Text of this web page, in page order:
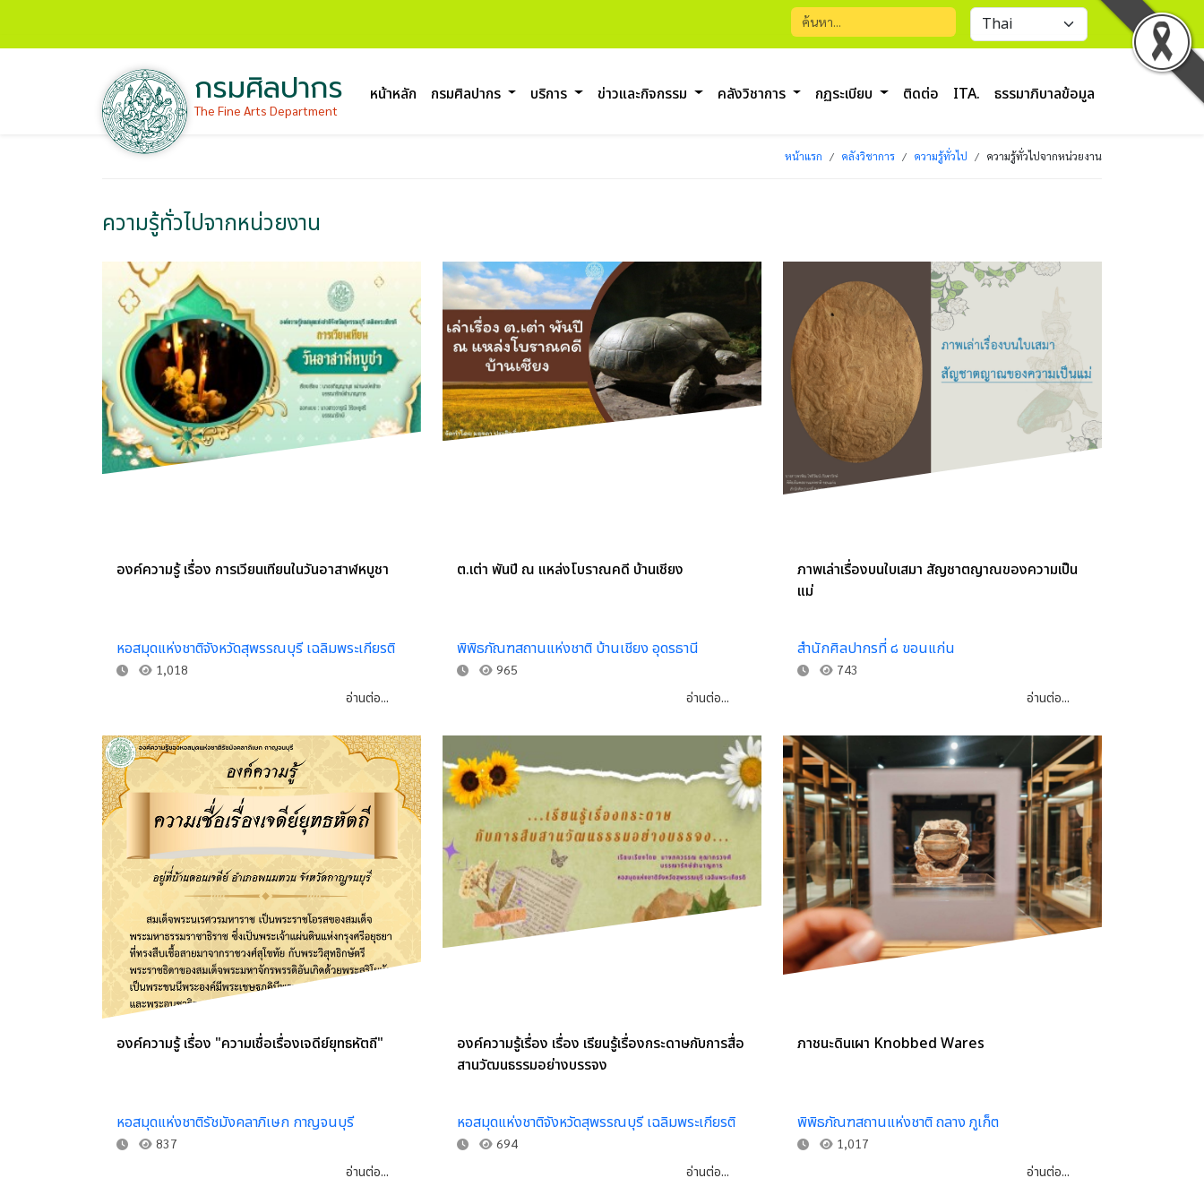
กรมศิลปากร
The Fine Arts Department
หน้าหลัก กรมศิลปากร บริการ ข่าวและกิจกรรม คลังวิชาการ กฏระเบียบ ติดต่อ ITA. ธรรมาภิบาลข้อมูล
หน้าแรก คลังวิชาการ ความรู้ทั่วไป ความรู้ทั่วไปจากหน่วยงาน
ความรู้ทั่วไปจากหน่วยงาน
องค์ความรู้ เรื่อง การเวียนเทียนในวันอาสาฬหบูชา
หอสมุดแห่งชาติจังหวัดสุพรรณบุรี เฉลิมพระเกียรติ
1,018
อ่านต่อ...
ต.เต่า พันปี ณ แหล่งโบราณคดี บ้านเชียง
พิพิธภัณฑสถานแห่งชาติ บ้านเชียง อุดรธานี
965
อ่านต่อ...
ภาพเล่าเรื่องบนใบเสมา สัญชาตญาณของความเป็น
แม่
สำนักศิลปากรที่ ๘ ขอนแก่น
743
อ่านต่อ...
องค์ความรู้ เรื่อง "ความเชื่อเรื่องเจดีย์ยุทธหัตถี"
หอสมุดแห่งชาติรัชมังคลาภิเษก กาญจนบุรี
837
อ่านต่อ...
องค์ความรู้เรื่อง เรื่อง เรียนรู้เรื่องกระดาษกับการสื่อ
สานวัฒนธรรมอย่างบรรจง
หอสมุดแห่งชาติจังหวัดสุพรรณบุรี เฉลิมพระเกียรติ
694
อ่านต่อ...
ภาชนะดินเผา Knobbed Wares
พิพิธภัณฑสถานแห่งชาติ ถลาง ภูเก็ต
1,017
อ่านต่อ...